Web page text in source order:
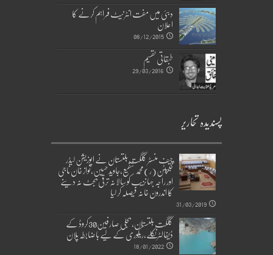
دبئی میں مفت انٹرنیٹ فراہم کرنے کا
اعلان
08/12/2015
طبقاتی تقسیم
29/03/2016
پسندیدہ تحاریر
چیف منسٹر گلگت بلتستان نے اپوزیشن لیڈر
کیپٹن(ر)محمد شفیع،جاوید حسین،نواز خان ناجی
اور راجہ جہانزیب کو سالانہ ترقی بجٹ نہ دینے
کا اندرون خانہ فیصلہ کر لیا
31/03/2019
گلگت بلتستان، بجلی صارفین30کروڈ کے
ڈیفالٹر نکلے,ریکوری کے لیے باضابطہ پلان
18/01/2022